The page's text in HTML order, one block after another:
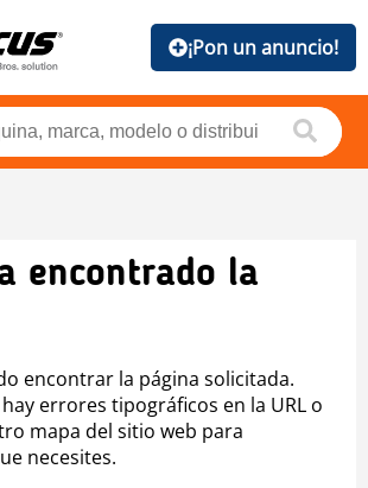
¡Pon un anuncio!
encontrado la
encontrar la página solicitada.
errores tipográficos en la URL o
mapa del sitio web para
necesites.